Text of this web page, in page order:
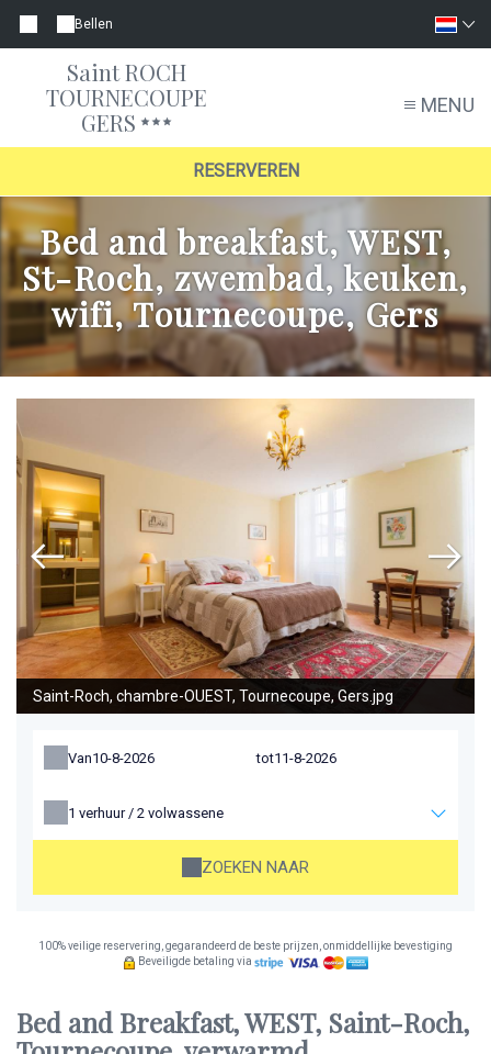
Bellen
Saint ROCH
TOURNECOUPE
GERS
MENU
RESERVEREN
Bed and breakfast, WEST,
St-Roch, zwembad, keuken,
wifi, Tournecoupe, Gers
Saint-Roch, chambre-OUEST, Tournecoupe, Gers.jpg
Van tot
1 verhuur / 2 volwassene
ZOEKEN NAAR
100% veilige reservering, gegarandeerd de beste prijzen, onmiddellijke bevestiging
Beveiligde betaling via
Bed and Breakfast, WEST, Saint-Roch,